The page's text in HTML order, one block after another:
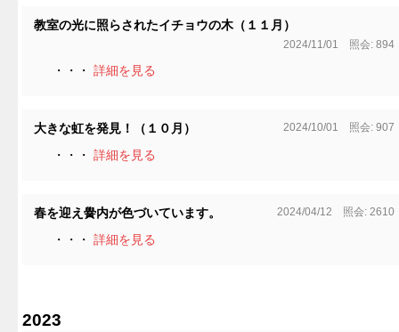
教室の光に照らされたイチョウの木（１１月）
2024/11/01 照会: 894
・・・ 詳細を見る
大きな虹を発見！（１０月） 2024/10/01 照会: 907
・・・ 詳細を見る
春を迎え黌内が色づいています。 2024/04/12 照会: 2610
・・・ 詳細を見る
2023